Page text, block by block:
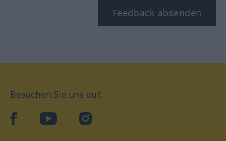
Feedback absenden
Besuchen Sie uns auf:
facebookYouTube Instagram